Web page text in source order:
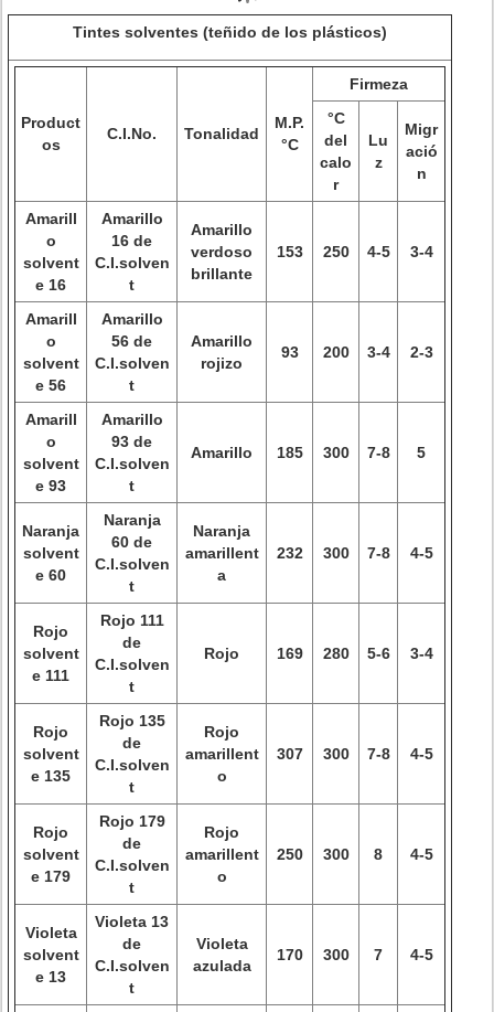
Tintes solventes (teñido de los plásticos)
Product
os
C.I.No. Tonalidad
M.P.
°C
Firmeza
°C
del
calo
r
Lu
z
Migr
ació
n
Amarill
o
solvent
e 16
Amarillo
16 de
C.I.solven
t
Amarillo
verdoso
brillante
153 250 4-5 3-4
Amarill
o
solvent
e 56
Amarillo
56 de
C.I.solven
t
Amarillo
rojizo
93 200 3-4 2-3
Amarill
o
solvent
e 93
Amarillo
93 de
C.I.solven
t
Amarillo 185 300 7-8 5
Naranja
solvent
e 60
Naranja
60 de
C.I.solven
t
Naranja
amarillent
a
232 300 7-8 4-5
Rojo
solvent
e 111
Rojo 111
de
C.I.solven
t
Rojo 169 280 5-6 3-4
Rojo
solvent
e 135
Rojo 135
de
C.I.solven
t
Rojo
amarillent
o
307 300 7-8 4-5
Rojo
solvent
e 179
Rojo 179
de
C.I.solven
t
Rojo
amarillent
o
250 300 8 4-5
Violeta
solvent
e 13
Violeta 13
de
C.I.solven
t
Violeta
azulada
170 300 7 4-5